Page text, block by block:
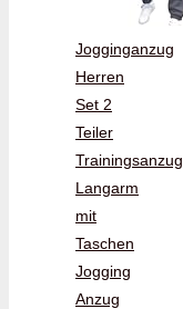
Jogginganzug
Herren
Set 2
Teiler
Trainingsanzug
Langarm
mit
Taschen
Jogging
Anzug